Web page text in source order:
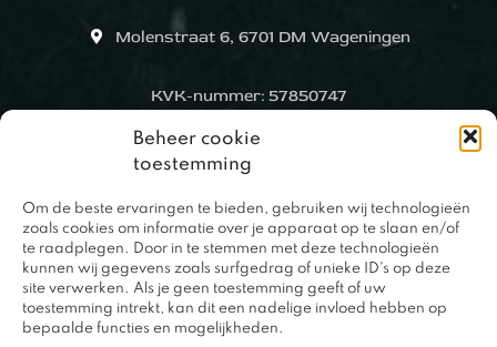
Beheer cookie
toestemming
Om de beste ervaringen te bieden, gebruiken wij technologieën
zoals cookies om informatie over je apparaat op te slaan en/of
te raadplegen. Door in te stemmen met deze technologieën
kunnen wij gegevens zoals surfgedrag of unieke ID's op deze
site verwerken. Als je geen toestemming geeft of uw
toestemming intrekt, kan dit een nadelige invloed hebben op
bepaalde functies en mogelijkheden.
Molenstraat 6, 6701 DM Wageningen
KVK-nummer: 57850747